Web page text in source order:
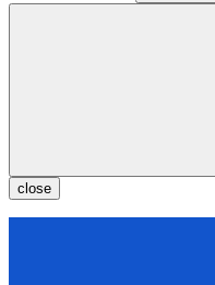
close